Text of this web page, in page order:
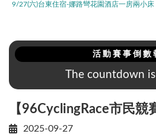
9/27(六)台東住宿-娜路彎花園酒店一房兩小床
活動賽事倒數
The countdown
【96CyclingRace市民競
2025-09-27